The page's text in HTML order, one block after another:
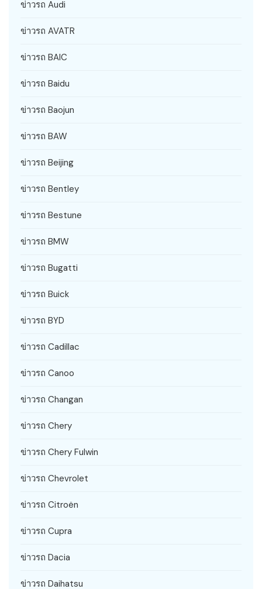
ข่าวรถ Audi
ข่าวรถ AVATR
ข่าวรถ BAIC
ข่าวรถ Baidu
ข่าวรถ Baojun
ข่าวรถ BAW
ข่าวรถ Beijing
ข่าวรถ Bentley
ข่าวรถ Bestune
ข่าวรถ BMW
ข่าวรถ Bugatti
ข่าวรถ Buick
ข่าวรถ BYD
ข่าวรถ Cadillac
ข่าวรถ Canoo
ข่าวรถ Changan
ข่าวรถ Chery
ข่าวรถ Chery Fulwin
ข่าวรถ Chevrolet
ข่าวรถ Citroën
ข่าวรถ Cupra
ข่าวรถ Dacia
ข่าวรถ Daihatsu